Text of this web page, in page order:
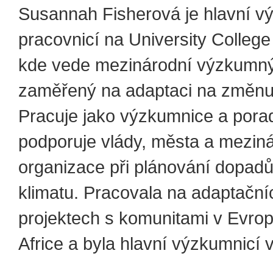
Susannah Fisherová je hlavní
pracovnicí na University
kde vede mezinárodní
zaměřený na adaptaci na
Pracuje jako výzkumnice a
podporuje vlády, města a
organizace při plánování
klimatu. Pracovala na
projektech s komunitami v
Africe a byla hlavní výzkumnicí